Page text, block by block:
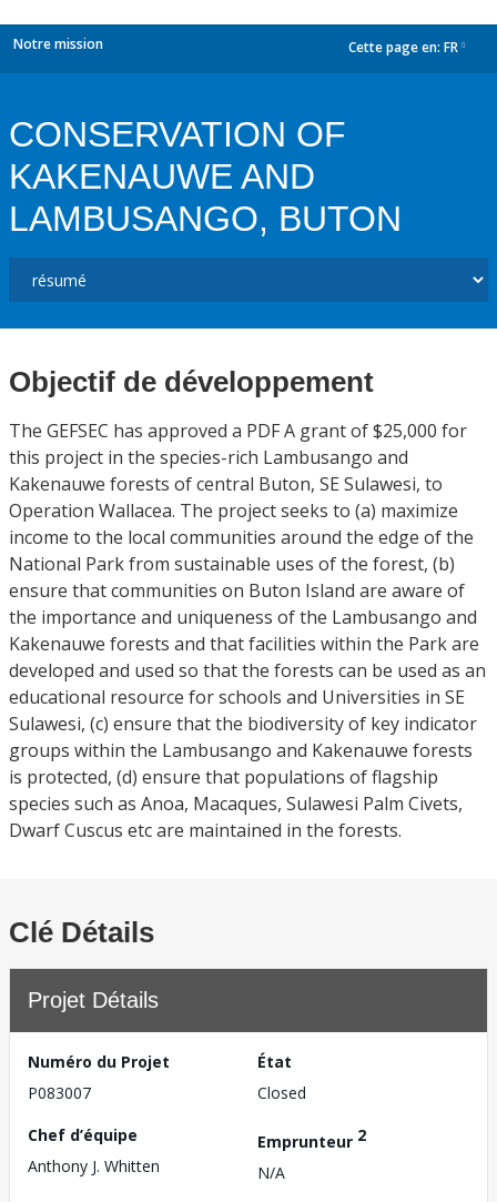
Notre mission Cette page en: FR
CONSERVATION OF
KAKENAUWE AND
LAMBUSANGO, BUTON
Objectif de développement
The GEFSEC has approved a PDF A grant of $25,000 for
this project in the species-rich Lambusango and
Kakenauwe forests of central Buton, SE Sulawesi, to
Operation Wallacea. The project seeks to (a) maximize
income to the local communities around the edge of the
National Park from sustainable uses of the forest, (b)
ensure that communities on Buton Island are aware of
the importance and uniqueness of the Lambusango and
Kakenauwe forests and that facilities within the Park are
developed and used so that the forests can be used as an
educational resource for schools and Universities in SE
Sulawesi, (c) ensure that the biodiversity of key indicator
groups within the Lambusango and Kakenauwe forests
is protected, (d) ensure that populations of flagship
species such as Anoa, Macaques, Sulawesi Palm Civets,
Dwarf Cuscus etc are maintained in the forests.
Clé Détails
Projet Détails
Numéro du Projet
P083007
État
Closed
Chef d’équipe
Anthony J. Whitten
Emprunteur 2
N/A